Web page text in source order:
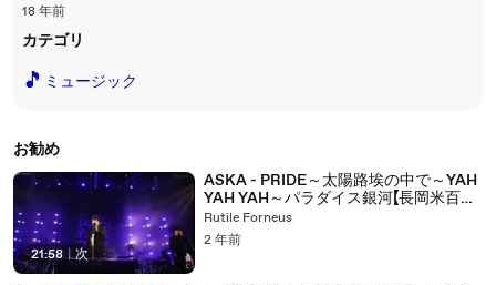
18 年前
カテゴリ
🎵 ミュージック
お勧め
21:58 | 次
ASKA - PRIDE～太陽路埃の中で～YAH
YAH YAH～パラダイス銀河【長岡米百俵
フェス ハイレゾ Hi-Res】
Rutile Forneus
2 年前